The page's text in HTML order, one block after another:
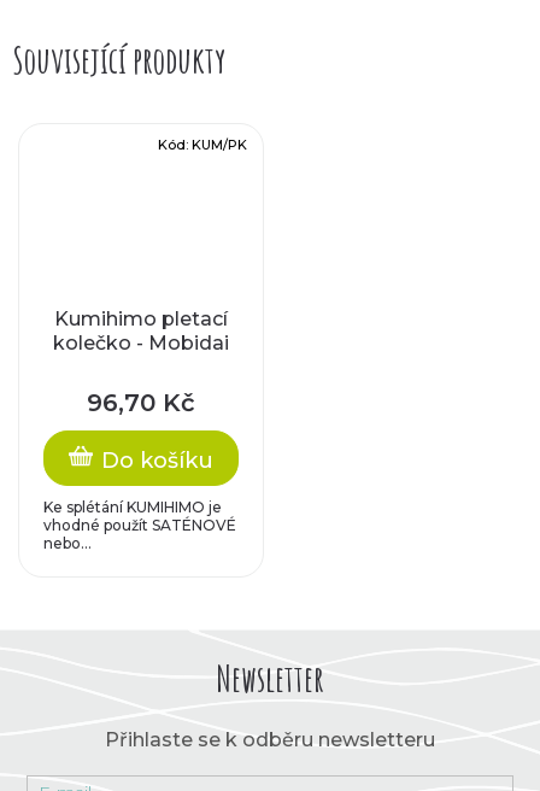
Související produkty
Kumihimo pletací
kolečko - Mobidai
96,70 Kč
Do košíku
Ke splétání KUMIHIMO je
vhodné použít SATÉNOVÉ
nebo...
Kód: KUM/PK
Newsletter
Přihlaste se k odběru newsletteru